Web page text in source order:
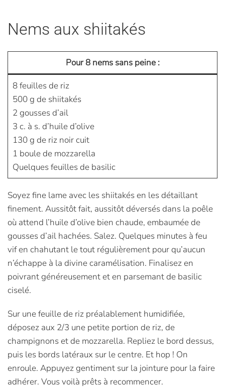
Nems aux shiitakés
Pour 8 nems sans peine :
8 feuilles de riz
500 g de shiitakés
2 gousses d’ail
3 c. à s. d’huile d’olive
130 g de riz noir cuit
1 boule de mozzarella
Quelques feuilles de basilic
Soyez fine lame avec les shiitakés en les détaillant
finement. Aussitôt fait, aussitôt déversés dans la poêle
où attend l’huile d’olive bien chaude, embaumée de
gousses d’ail hachées. Salez. Quelques minutes à feu
vif en chahutant le tout régulièrement pour qu’aucun
n’échappe à la divine caramélisation. Finalisez en
poivrant généreusement et en parsemant de basilic
ciselé.
Sur une feuille de riz préalablement humidifiée,
déposez aux 2/3 une petite portion de riz, de
champignons et de mozzarella. Repliez le bord dessus,
puis les bords latéraux sur le centre. Et hop ! On
enroule. Appuyez gentiment sur la jointure pour la faire
adhérer. Vous voilà prêts à recommencer.